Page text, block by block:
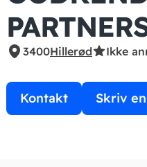
3400Hillerød Ikke
Kontakt Skriv